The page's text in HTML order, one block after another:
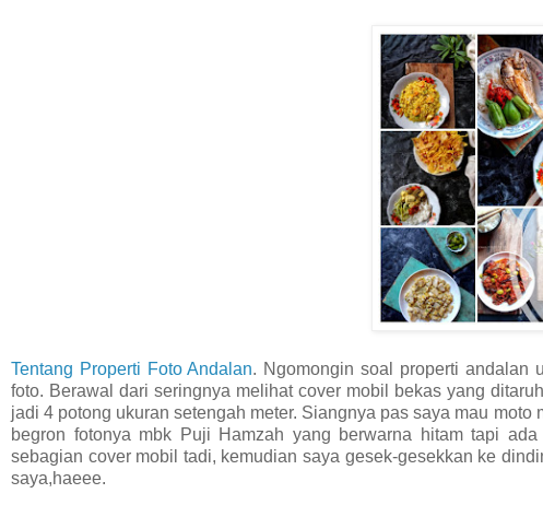
Tentang Properti Foto Andalan. Ngomongin soal properti andalan
foto. Berawal dari seringnya melihat cover mobil bekas yang
jadi 4 potong ukuran setengah meter. Siangnya pas saya mau
begron fotonya mbk Puji Hamzah yang berwarna hitam tapi
sebagian cover mobil tadi, kemudian saya gesek-gesekkan ke
saya,haeee.